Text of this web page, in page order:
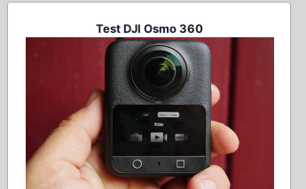
Test DJI Osmo 360